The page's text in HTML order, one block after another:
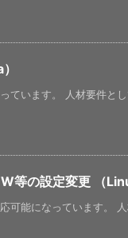
ています。 人材要件と
等の設定変更 （
可能になっています。